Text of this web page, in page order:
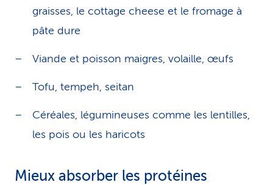
graisses, le cottage cheese et le fromage à
pâte dure
Viande et poisson maigres, volaille, œufs
Tofu, tempeh, seitan
Céréales, légumineuses comme les lentilles,
les pois ou les haricots
Mieux absorber les protéines